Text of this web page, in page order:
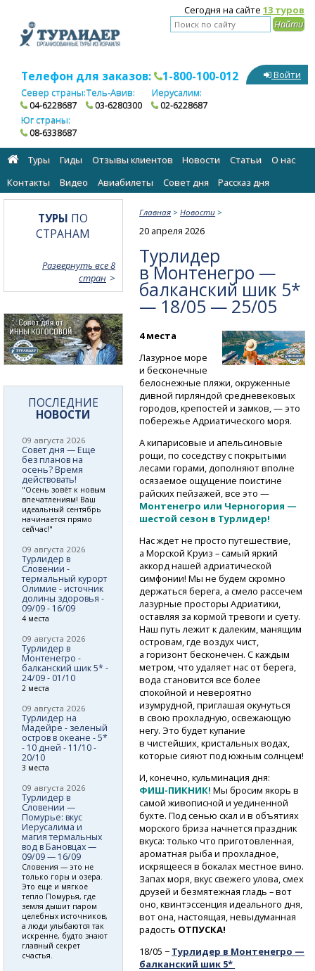
Сегодня на сайте 13 туров
Телефон для заказов: 1-800-100-012
Север страны:
04-6228687
Тель-Авив:
03-6280300
Иерусалим:
02-6228687
Юг страны:
08-6338687
Войти
Туры Гиды Отзывы клиентов Новости Статьи
О нас
Контакты
Видео Авиабилеты Cовет дня Рассказ дня
Главная >Новости >
20 апреля 2026
Турлидер
в Монтенегро —
балканский шик 5*
— 18/05 — 25/05
4 места
Лазурное море
и бесконечные
белоснежные пляжи, окруженные
дивной гирляндой средневековых
городов, крепостей и замков, — это
побережье Адриатического моря.
А кипарисовые и апельсиновые
рощи, по соседству с покрытыми
лесами горами, дополняют вполне
осязаемое ощущение поистине
райских пейзажей, все это —
Монтенегро или Черногория —
шестой сезон в Турлидер!
Нас ждет не просто путешествие,
а Морской Круиз – самый яркий
аккорд нашей адриатической
симфонии! Мы не будем скромно
держаться берега, а смело рассечем
лазурные просторы Адриатики,
оставляя за кормой тревоги и суету.
Наш путь лежит к далеким, манящим
островам, где воздух чист,
а горизонт бесконечен. С каждым
метром, что удаляет нас от берега,
вода становится все более
спокойной и невероятно
изумрудной, приглашая окунуться
в свою прохладную, освежающую
негу. Это будет купание
в чистейших, кристальных водах,
которые сияют под южным солнцем!
И, конечно, кульминация дня:
ФИШ-ПИКНИК! Мы бросим якорь в
самой живописной и уединенной
бухте. Под сенью скал и в объятиях
морского бриза начнется праздник
вкуса: только что приготовленная,
ароматная рыба и прохладное,
искрящееся в бокалах местное вино.
Запах моря, вкус свежего улова, смех
друзей и безмятежная гладь – вот
оно, квинтэссенция идеального дня,
вот она, настоящая, невыдуманная
радость ОТПУСКА!
18/05 − Турлидер в Монтенегро —
балканский шик 5*
ТУРЫ ПО
СТРАНАМ
Развернуть все 8
стран
ПОСЛЕДНИЕ
НОВОСТИ
09 августа 2026
Совет дня — Еще
без планов на
осень? Время
действовать!
"Осень зовёт к новым
впечатлениям! Ваш
идеальный сентябрь
начинается прямо
сейчас!"
09 августа 2026
Турлидер в
Словении -
термальный курорт
Олимие - источник
долины здоровья -
09/09 - 16/09
4 места
09 августа 2026
Турлидер в
Монтенегро -
балканский шик 5* -
24/09 - 01/10
2 места
09 августа 2026
Турлидер на
Мадейре - зеленый
остров в океане - 5*
- 10 дней - 11/10 -
20/10
3 места
09 августа 2026
Турлидер в
Словении —
Помурье: вкус
Иерусалима и
магия термальных
вод в Бановцах —
09/09 — 16/09
Словения — это не
только горы и озера.
Это еще и мягкое
тепло Помурья, где
земля дышит паром
целебных источников,
а люди улыбаются так
искренне, будто знают
главный секрет
счастья.